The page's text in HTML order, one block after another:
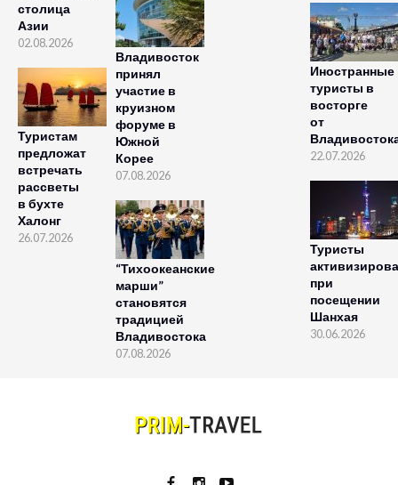
столица
Азии
02.08.2026
Туристам
предложат
встречать
рассветы
в бухте
Халонг
26.07.2026
Владивосток
принял
участие в
круизном
форуме в
Южной
Корее
07.08.2026
“Тихоокеанские
марши”
становятся
традицией
Владивостока
07.08.2026
Иностранные
туристы в
восторге
от
22.07.2026
Туристы
при
посещении
Шанхая
30.06.2026